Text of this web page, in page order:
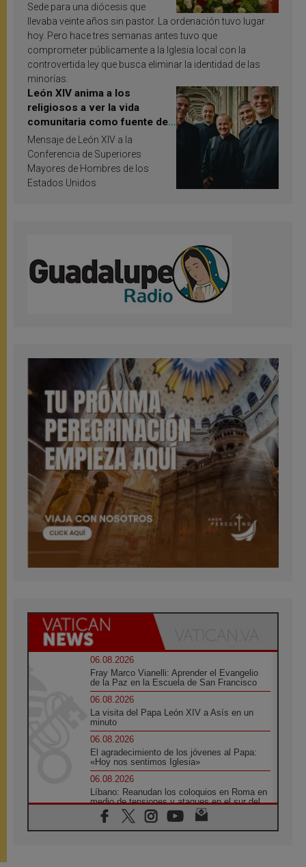
Sede para una diócesis que
llevaba veinte años sin pastor. La ordenación tuvo lugar
hoy. Pero hace tres semanas antes tuvo que
comprometer públicamente a la Iglesia local con la
controvertida ley que busca eliminar la identidad de las
minorías.
León XIV anima a los
religiosos a ver la vida
comunitaria como fuente de
inspiración y santificación
Mensaje de León XIV a la
Conferencia de Superiores
Mayores de Hombres de los
Estados Unidos
06.08.2026
Fray Marco Vianelli: Aprender el Evangelio
de la Paz en la Escuela de San Francisco
06.08.2026
La visita del Papa León XIV a Asís en un
minuto
06.08.2026
El agradecimiento de los jóvenes al Papa:
«Hoy nos sentimos Iglesia»
06.08.2026
Líbano: Reanudan los coloquios en Roma en
medio de tensiones y ataques en el sur del
país
06.08.2026